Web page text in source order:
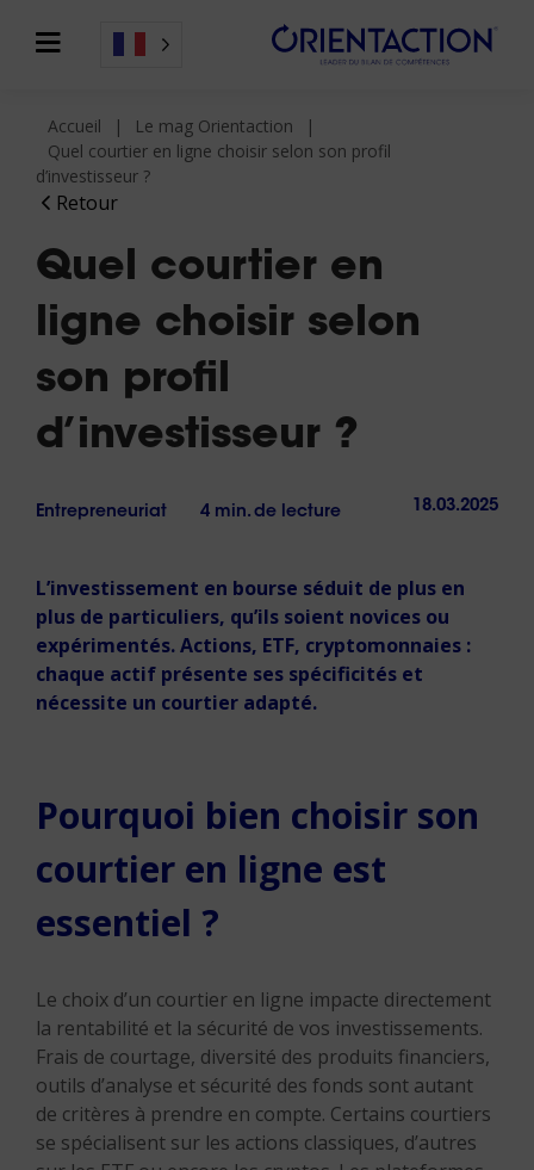
Retour
Accueil
Le mag Orientaction
Quel courtier en ligne choisir selon son profil
d’investisseur ?
Quel courtier en
ligne choisir selon
son profil
d’investisseur ?
Entrepreneuriat 4 min. de lecture 18.03.2025
L’investissement en bourse séduit de plus en
plus de particuliers, qu’ils soient novices ou
expérimentés. Actions, ETF, cryptomonnaies :
chaque actif présente ses spécificités et
nécessite un courtier adapté.
Pourquoi bien choisir son
courtier en ligne est
essentiel ?
Le choix d’un courtier en ligne impacte directement
la rentabilité et la sécurité de vos investissements.
Frais de courtage, diversité des produits financiers,
outils d’analyse et sécurité des fonds sont autant
de critères à prendre en compte. Certains courtiers
se spécialisent sur les actions classiques, d’autres